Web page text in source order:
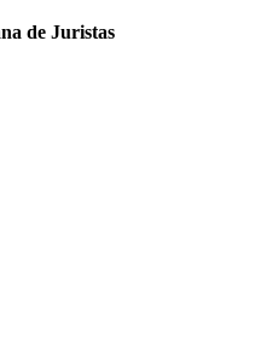
de Juristas